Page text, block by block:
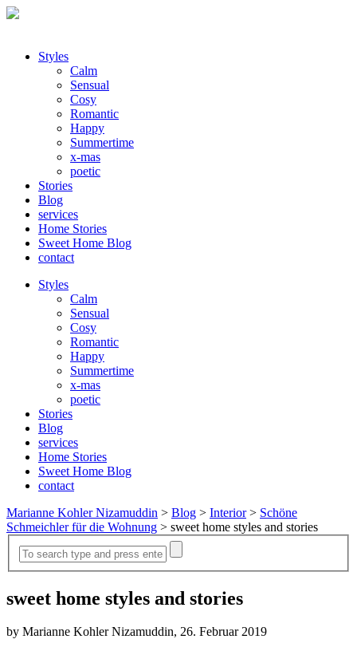
Styles
Calm
Sensual
Cosy
Romantic
Happy
Summertime
x-mas
poetic
Stories
Blog
services
Home Stories
Sweet Home Blog
contact
Styles
Calm
Sensual
Cosy
Romantic
Happy
Summertime
x-mas
poetic
Stories
Blog
services
Home Stories
Sweet Home Blog
contact
Marianne Kohler Nizamuddin > Blog > Interior> Schöne
Schmeichler für die Wohnung > sweet home styles and stories
sweet home styles and stories
by Marianne Kohler Nizamuddin, 26. Februar 2019